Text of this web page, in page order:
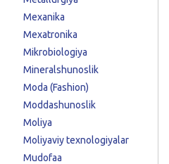
Mexanika
Mexatronika
Mikrobiologiya
Mineralshunoslik
Moda (Fashion)
Moddashunoslik
Moliya
Moliyaviy texnologiyalar
Mudofaa